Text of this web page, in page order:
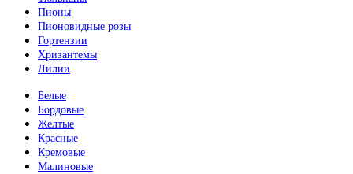
Пионы
Пионовидные розы
Гортензии
Хризантемы
Лилии
Белые
Бордовые
Желтые
Красные
Кремовые
Малиновые